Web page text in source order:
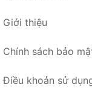
Giới thiệu
Chính sách bảo
Điều khoản sử